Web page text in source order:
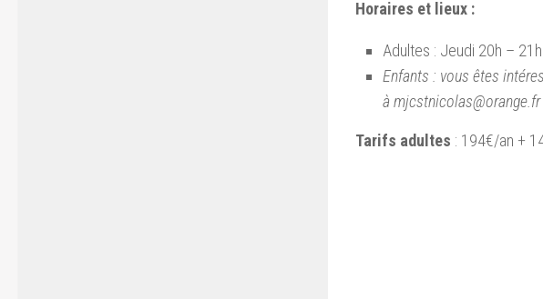
Horaires et lieux :
Adultes : Jeudi 20h –
Enfants : vous êtes
à mjcstnicolas@orange.fr
Tarifs adultes : 194€/an +